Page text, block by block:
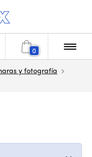
0
y fotografía